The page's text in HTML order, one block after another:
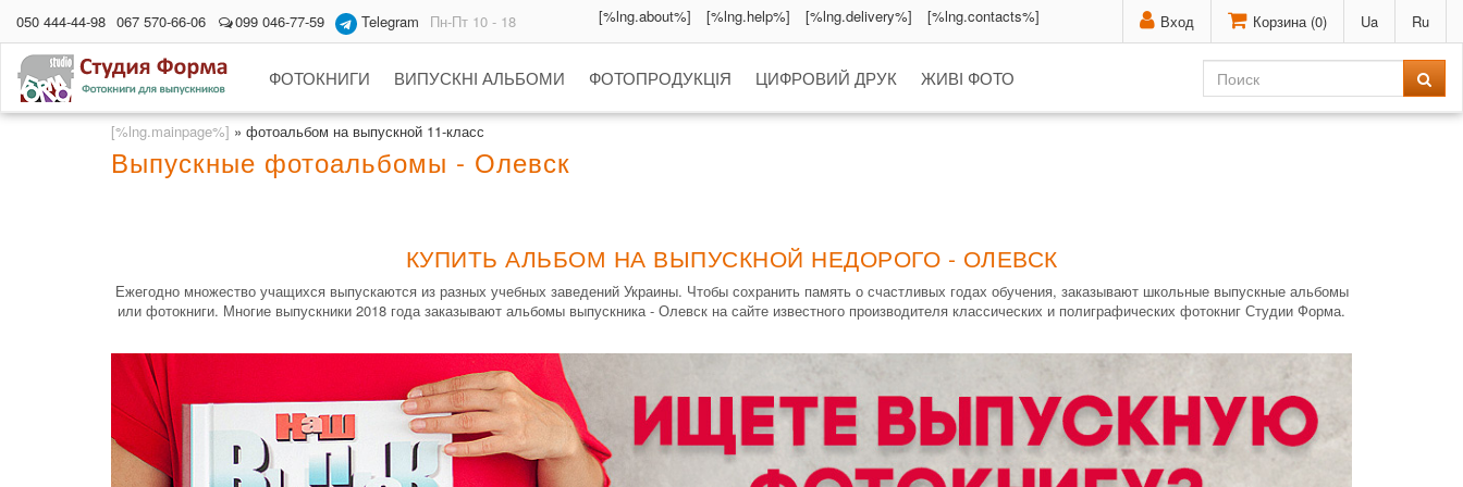
Вход Корзина (0) Ua Ru
050 444-44-98 067 570-66-06 099 046-77-59 Telegram Пн-Пт 10 - 18 [%lng.about%] [%lng.help%] [%lng.delivery%] [%lng.contacts%]
ФОТОКНИГИ ВИПУСКНІ АЛЬБОМИ ФОТОПРОДУКЦІЯ ЦИФРОВИЙ ДРУК ЖИВІ ФОТО
[%lng.mainpage%] » фотоальбом на выпускной 11-класс
Выпускные фотоальбомы - Олевск
КУПИТЬ АЛЬБОМ НА ВЫПУСКНОЙ НЕДОРОГО - ОЛЕВСК
Ежегодно множество учащихся выпускаются из разных учебных заведений Украины. Чтобы сохранить память о счастливых годах обучения, заказывают школьные выпускные альбомы
или фотокниги. Многие выпускники 2018 года заказывают альбомы выпускника - Олевск на сайте известного производителя классических и полиграфических фотокниг Студии Форма.